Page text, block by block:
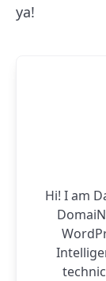
ya!
Hi! I am